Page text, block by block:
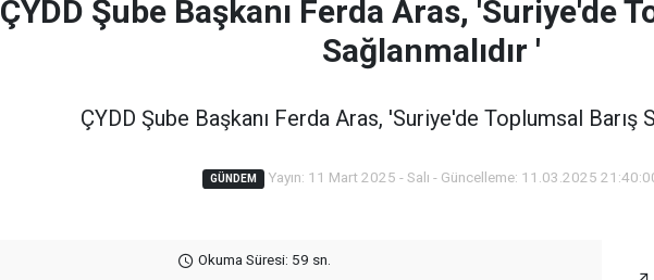
ÇYDD Şube Başkanı Ferda Aras, 'Suriye'de
Sağlanmalıdır '
ÇYDD Şube Başkanı Ferda Aras, 'Suriye'de Toplumsal Barış
GÜNDEM Yayın: 11 Mart 2025 - Salı - Güncelleme: 11.03.2025
Okuma Süresi: 59 sn.